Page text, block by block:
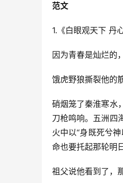
范文
1.《白眼观天下 丹
因为青春是灿烂的
饿虎野狼撕裂他的
硝烟笼了秦淮寒水
刀枪鸣响。五洲四
火中以“身既死兮
命也要托起那轮明
祖父说他看到了，